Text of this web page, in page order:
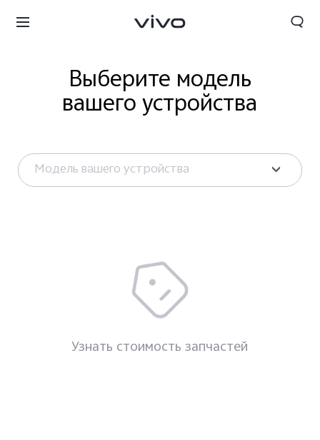
Казахстан | Выберите страну/регион
Выберите модель
вашего устройства
Модель вашего устройства
Узнать стоимость запчастей